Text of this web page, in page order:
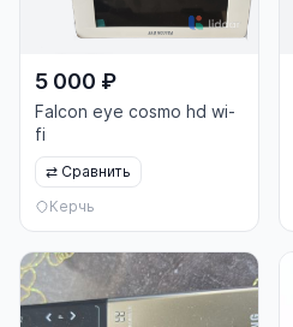
5 000 ₽
Falcon eye cosmo hd wi-
fi
⇄ Сравнить
Керчь